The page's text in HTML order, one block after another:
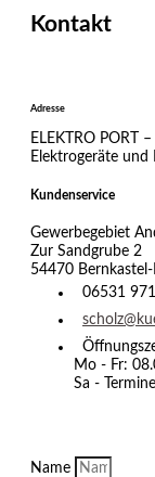
Kontakt
Adresse
ELEKTRO PORT
Elektrogeräte und
Kundenservice
Gewerbegebiet
Zur Sandgrube 2
54470 Bernkastel-
06531
Mo - Fr:
Sa -
Name